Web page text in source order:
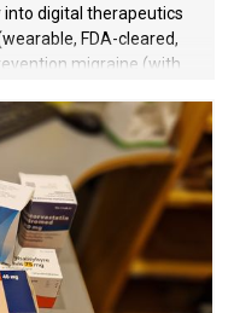
into digital therapeutics
FDA-cleared,
migraine (with
arm during treatment
making it comfortable
followed by Spain and
access to